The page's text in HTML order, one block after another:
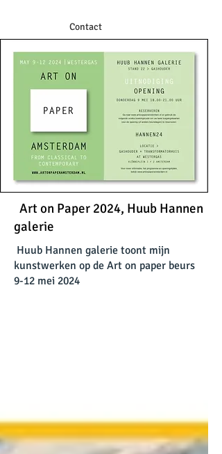
Contact
Art on Paper 2024, Huub Hannen
galerie
Huub Hannen galerie toont mijn
kunstwerken op de Art on paper beurs
9-12 mei 2024